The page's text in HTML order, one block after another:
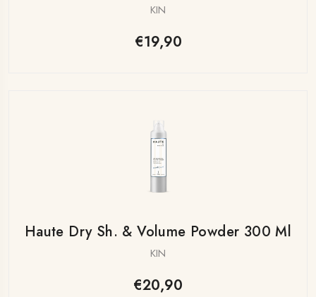
KIN
€19,90
Haute Dry Sh. & Volume Powder 300 Ml
KIN
€20,90